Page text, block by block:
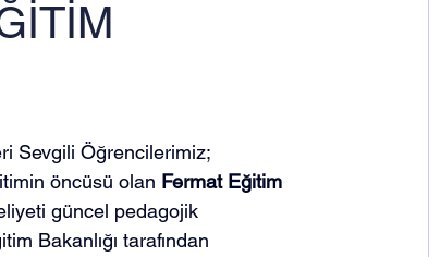
Sevgili Öğrencilerimiz;
öncüsü olan Fermat Eğitim
güncel pedagojik
Bakanlığı tarafından